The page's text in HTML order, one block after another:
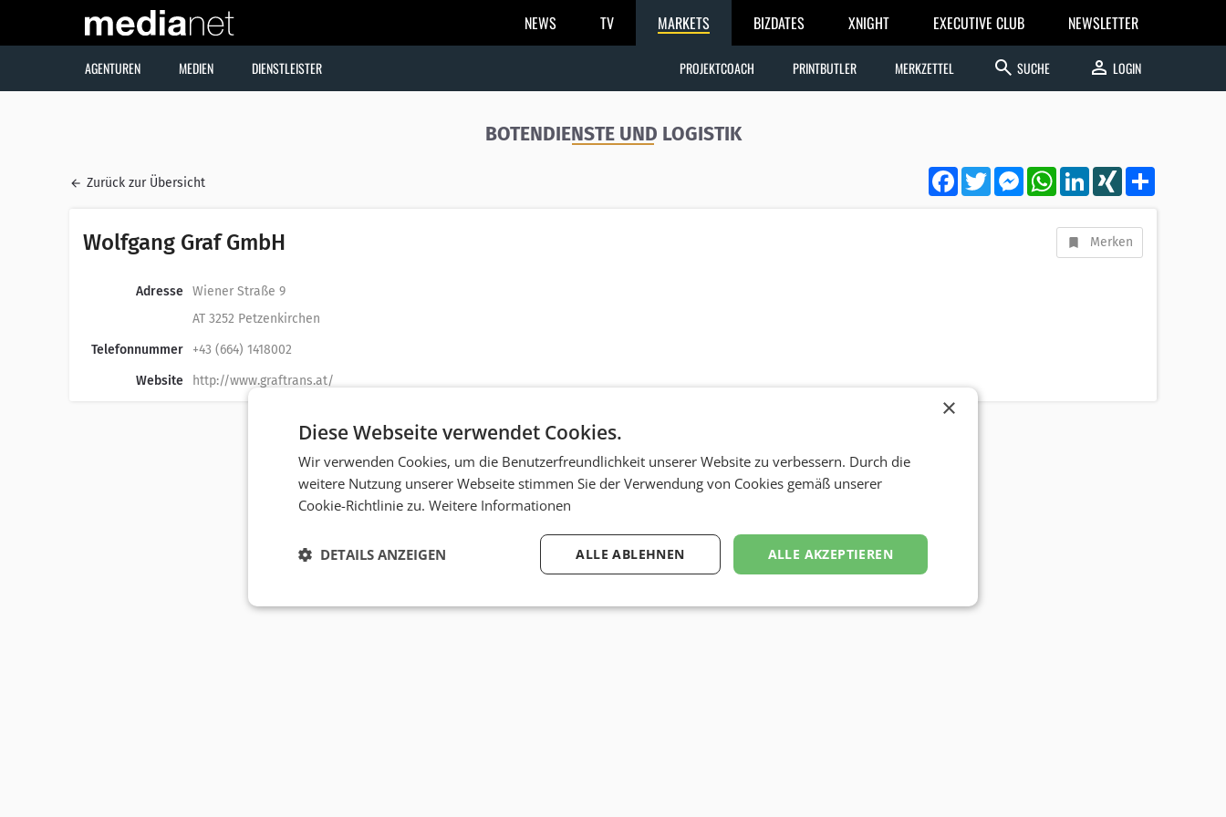
NEWS TV MARKETS BIZDATES XNIGHT EXECUTIVE CLUB NEWSLETTER
AGENTUREN MEDIEN DIENSTLEISTER PROJEKTCOACH PRINTBUTLER MERKZETTEL search SUCHE person LOGIN
BOTENDIENSTE UND LOGISTIK
Zurück zur Übersicht
FacebookTwitterMessengerWhatsApp
LinkedInXING
Wolfgang Graf GmbH Merken
Adresse Wiener Straße 9
AT 3252 Petzenkirchen
Telefonnummer
+43 (664) 1418002
Website
http://www.graftrans.at/
×
Diese Webseite verwendet Cookies.
Wir verwenden Cookies, um die Benutzerfreundlichkeit unserer Website zu verbessern. Durch die
weitere Nutzung unserer Webseite stimmen Sie der Verwendung von Cookies gemäß unserer
Cookie-Richtlinie zu. Weitere Informationen
ALLE AKZEPTIEREN
ALLE ABLEHNEN
DETAILS ANZEIGEN